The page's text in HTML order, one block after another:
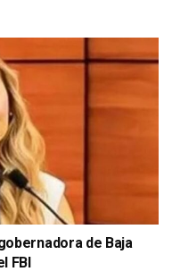
de Baja
FBI